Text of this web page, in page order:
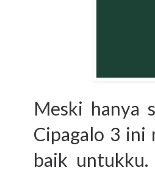
Meski hanya
Cipagalo 3 ini
baik untukku.